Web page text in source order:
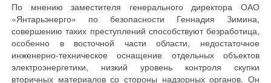
По мнению заместителя генерального директора ОАО
«Янтарьэнерго» по безопасности Геннадия Зимина,
совершению таких преступлений способствуют безработица,
особенно в восточной части области, недостаточное
инженерно-техническое оснащение отдельных объектов
электроэнергетики, низкий уровень контроля скупки
вторичных материалов со стороны надзорных органов. Он